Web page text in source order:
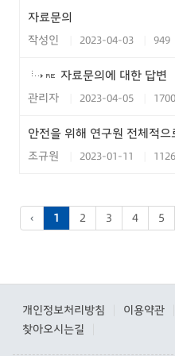
자료문의
작성인 2023-04-03 949
자료문의에 대한 답변
관리자 2023-04-05 1700
안전을 위해 연구원 전체적
조규원 2023-01-11 1126
‹ 1 2 3 4 5
개인정보처리방침 이용약관
찾아오시는길